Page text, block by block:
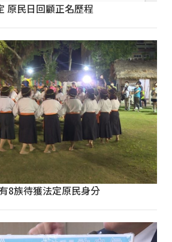
原民日回顧正名歷程
8族待獲法定原民身分